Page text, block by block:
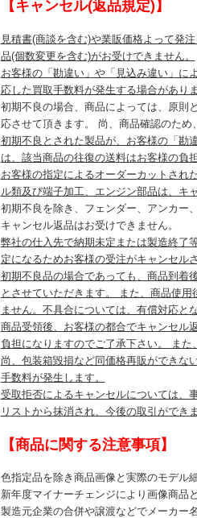
【キャンセル(返品規定)】
見積書(商談を含む)や業販価格よって発
品(個数変更を含む)がお受けできません。
お客様の「勘違い」や「見込み違い」に
応した買取手数料が発生する場合があり
初期不良の場合、商品によっては、原則
応させて頂きます。 尚、商品確認のた
初期不良とされた製品が、お客様の「勘
は、該当商品の往復の送料はお客様の負
お客様の指定によるオーダーカットされ
ル類及び端子加工、エンジン部品は、キ
初期不良を除き、フェンダー、アンカー
キャンセル返品はお受けできません。
弊社の仕入先で納期未定または製造終了
定になるためお客様の受注がキャンセル
初期不良品の場合であっても、商品到着
とさせていただきます。 また、商品使
ません。不具合については、有償対応と
商品受領後、お客様の都合でキャンセル
負担になりますのでご了承下さい。 ま
尚、包装箱毀損など同価格再販ができな
手数料が発生します。
受取拒否によるキャンセルについては、
リストから抹消され、今後の取引ができ
【商品に関する注意事項】
色指定品を除き商品画像と実際のモデル
新年度マイナーチェンジにより画像商品
製造元企業の合併や譲渡などでメーカー